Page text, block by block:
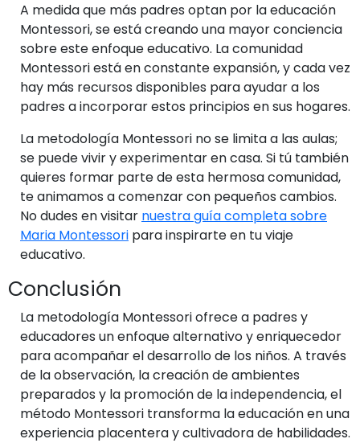
A medida que más padres optan por la educación
Montessori, se está creando una mayor conciencia
sobre este enfoque educativo. La comunidad
Montessori está en constante expansión, y cada vez
hay más recursos disponibles para ayudar a los
padres a incorporar estos principios en sus hogares.
La metodología Montessori no se limita a las aulas;
se puede vivir y experimentar en casa. Si tú también
quieres formar parte de esta hermosa comunidad,
te animamos a comenzar con pequeños cambios.
No dudes en visitar nuestra guía completa sobre
Maria Montessori para inspirarte en tu viaje
educativo.
Conclusión
La metodología Montessori ofrece a padres y
educadores un enfoque alternativo y enriquecedor
para acompañar el desarrollo de los niños. A través
de la observación, la creación de ambientes
preparados y la promoción de la independencia, el
método Montessori transforma la educación en una
experiencia placentera y cultivadora de habilidades.